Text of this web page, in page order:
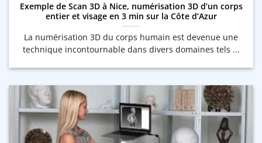
Exemple de Scan 3D à Nice, numérisation 3D d’un corps
entier et visage en 3 min sur la Côte d’Azur
La numérisation 3D du corps humain est devenue une
technique incontournable dans divers domaines tels ...